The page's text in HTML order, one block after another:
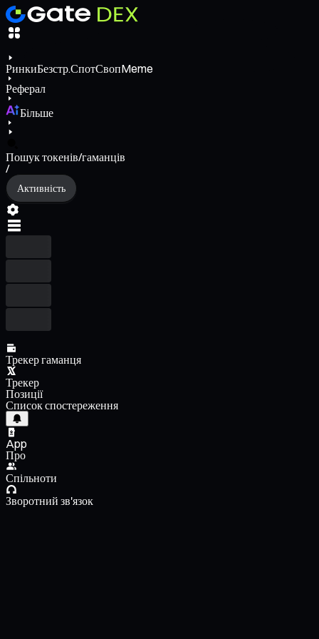
РинкиБезстр.СпотСвопMeme
Реферал
Більше
Пошук токенів/гаманців
/
Активність
Трекер гаманця
Трекер
Позиції
Список спостереження
App
Про
Спільноти
Зворотний зв'язок